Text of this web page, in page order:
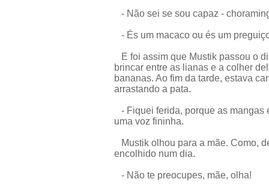
- Não sei se sou capaz -
- És um macaco ou és um
E foi assim que Mustik passou o
brincar entre as lianas e a colher
bananas. Ao fim da tarde, estava
arrastando a pata.
- Fiquei ferida, porque as mangas
uma voz fininha.
Mustik olhou para a mãe. Como,
encolhido num dia.
- Não te preocupes, mãe, olha!